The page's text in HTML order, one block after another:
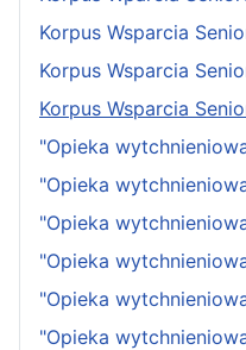
Korpus Wsparcia
Korpus Wsparcia
Korpus Wsparcia
"Opieka
"Opieka
"Opieka
"Opieka
"Opieka
"Opieka